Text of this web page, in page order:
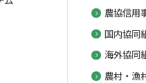
農協信用
国内協同
海外協同
農村・漁